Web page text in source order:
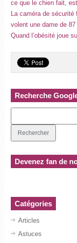
ce que le chien fait,
La caméra de
volent une dame de 87
Quand l’obésité joue
Recherche
Devenez fan de
Catégories
Articles
Astuces